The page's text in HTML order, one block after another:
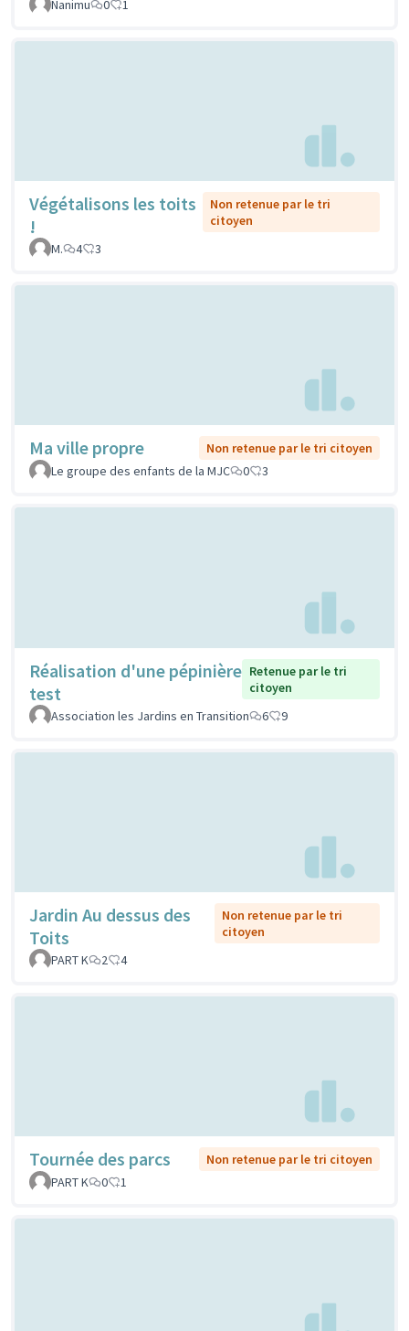
Nanimu
0 1
Végétalisons les toits
!
Non retenue par le tri
citoyen
M.
4 3
Ma ville propre
Non retenue par le tri citoyen
Le groupe des enfants de la MJC
0 3
Réalisation d'une pépinière
test
Retenue par le tri
citoyen
Association les Jardins en Transition
6 9
Jardin Au dessus des
Toits
Non retenue par le tri
citoyen
PART K
2 4
Tournée des parcs
Non retenue par le tri citoyen
PART K
0 1